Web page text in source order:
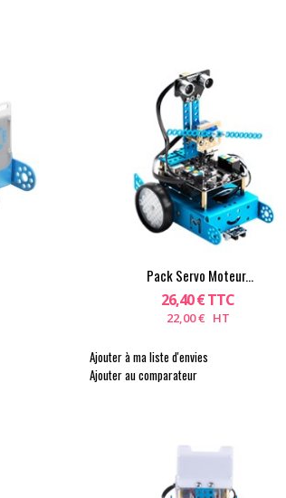
Pack Servo Moteur...
26,40 € TTC
22,00 € HT
Ajouter à ma liste d'envies
Ajouter au comparateur